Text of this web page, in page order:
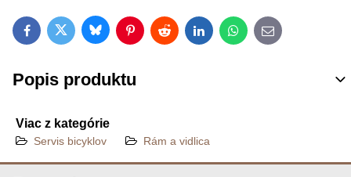
FacebookTwitterBlueskyPinterestRedditLinkedInWhatsApp
E-mail
Popis produktu
Viac z kategórie
Servis bicyklov Rám a vidlica